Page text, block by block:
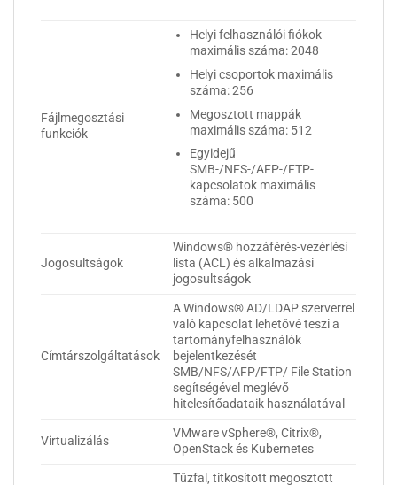
Fájlmegosztási
funkciók
Helyi felhasználói fiókok
maximális száma: 2048
Helyi csoportok maximális
száma: 256
Megosztott mappák
maximális száma: 512
Egyidejű
SMB-/NFS-/AFP-/FTP-
kapcsolatok maximális
száma: 500
Jogosultságok
Windows® hozzáférés-vezérlési
lista (ACL) és alkalmazási
jogosultságok
Címtárszolgáltatások
A Windows® AD/LDAP szerverrel
való kapcsolat lehetővé teszi a
tartományfelhasználók
bejelentkezését
SMB/NFS/AFP/FTP/ File Station
segítségével meglévő
hitelesítőadataik használatával
Virtualizálás
VMware vSphere®, Citrix®,
OpenStack és Kubernetes
Tűzfal, titkosított megosztott